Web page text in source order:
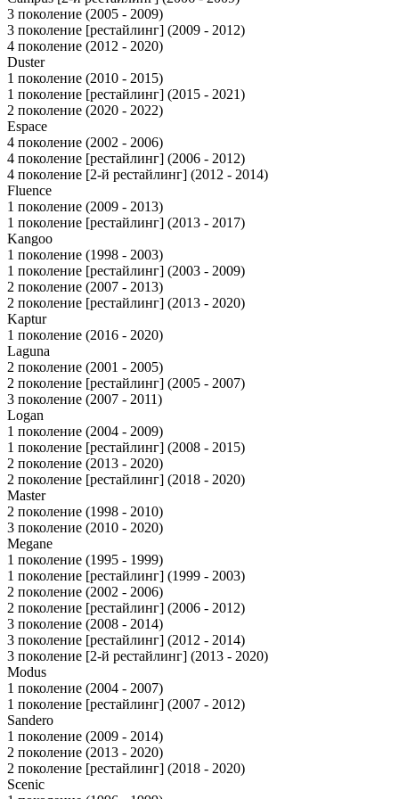
3 поколение (2005 - 2009)
3 поколение [рестайлинг] (2009 - 2012)
4 поколение (2012 - 2020)
Duster
1 поколение (2010 - 2015)
1 поколение [рестайлинг] (2015 - 2021)
2 поколение (2020 - 2022)
Espace
4 поколение (2002 - 2006)
4 поколение [рестайлинг] (2006 - 2012)
4 поколение [2-й рестайлинг] (2012 - 2014)
Fluence
1 поколение (2009 - 2013)
1 поколение [рестайлинг] (2013 - 2017)
Kangoo
1 поколение (1998 - 2003)
1 поколение [рестайлинг] (2003 - 2009)
2 поколение (2007 - 2013)
2 поколение [рестайлинг] (2013 - 2020)
Kaptur
1 поколение (2016 - 2020)
Laguna
2 поколение (2001 - 2005)
2 поколение [рестайлинг] (2005 - 2007)
3 поколение (2007 - 2011)
Logan
1 поколение (2004 - 2009)
1 поколение [рестайлинг] (2008 - 2015)
2 поколение (2013 - 2020)
2 поколение [рестайлинг] (2018 - 2020)
Master
2 поколение (1998 - 2010)
3 поколение (2010 - 2020)
Megane
1 поколение (1995 - 1999)
1 поколение [рестайлинг] (1999 - 2003)
2 поколение (2002 - 2006)
2 поколение [рестайлинг] (2006 - 2012)
3 поколение (2008 - 2014)
3 поколение [рестайлинг] (2012 - 2014)
3 поколение [2-й рестайлинг] (2013 - 2020)
Modus
1 поколение (2004 - 2007)
1 поколение [рестайлинг] (2007 - 2012)
Sandero
1 поколение (2009 - 2014)
2 поколение (2013 - 2020)
2 поколение [рестайлинг] (2018 - 2020)
Scenic